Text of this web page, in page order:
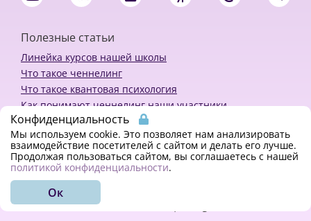
Полезные статьи
Линейка курсов нашей школы
Что такое ченнелинг
Что такое квантовая психология
Как понимают ченнелинг наши участники
Политика конфиденциальности
Закажи ченнелинг
© 2018 - 2023 Kvreal2018 | All rights reserved.
Конфиденциальность
Мы используем cookie. Это позволяет нам анализировать
взаимодействие посетителей с сайтом и делать его лучше.
Продолжая пользоваться сайтом, вы соглашаетесь с нашей
политикой конфиденциальности.
Ок